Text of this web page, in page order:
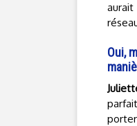
Oui,